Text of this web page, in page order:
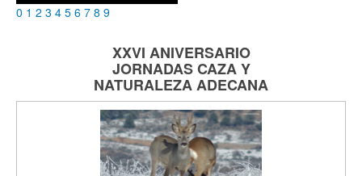
0 1 2 3 4 5 6 7 8 9
XXVI ANIVERSARIO
JORNADASCAZA Y
NATURALEZAADECANA